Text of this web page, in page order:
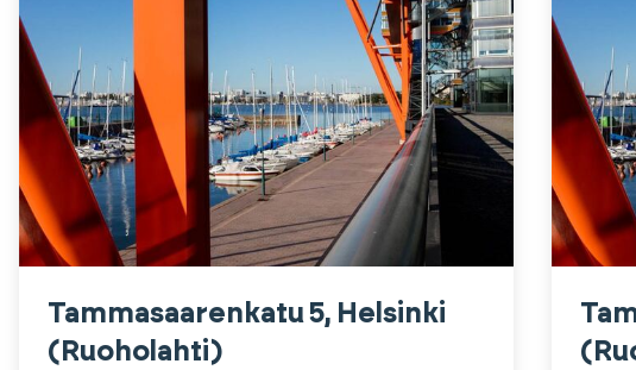
Tammasaarenkatu 5, Helsinki
(Ruoholahti)